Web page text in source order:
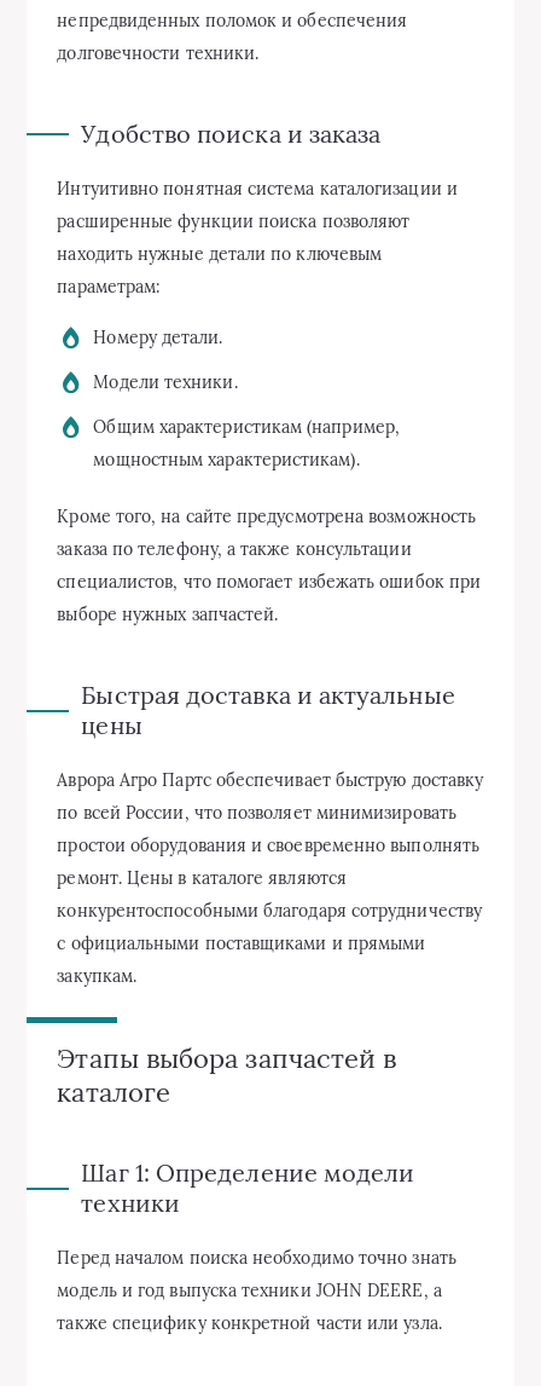
непредвиденных поломок и обеспечения
долговечности техники.
Удобство поиска и заказа
Интуитивно понятная система каталогизации и
расширенные функции поиска позволяют
находить нужные детали по ключевым
параметрам:
Номеру детали.
Модели техники.
Общим характеристикам (например,
мощностным характеристикам).
Кроме того, на сайте предусмотрена возможность
заказа по телефону, а также консультации
специалистов, что помогает избежать ошибок при
выборе нужных запчастей.
Быстрая доставка и актуальные
цены
Аврора Агро Партс обеспечивает быструю доставку
по всей России, что позволяет минимизировать
простои оборудования и своевременно выполнять
ремонт. Цены в каталоге являются
конкурентоспособными благодаря сотрудничеству
с официальными поставщиками и прямыми
закупкам.
Этапы выбора запчастей в
каталоге
Шаг 1: Определение модели
техники
Перед началом поиска необходимо точно знать
модель и год выпуска техники JOHN DEERE, а
также специфику конкретной части или узла.